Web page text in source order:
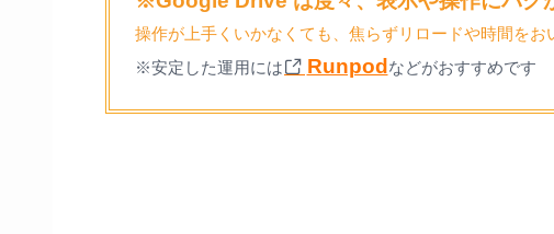
操作が上手くいかなくても、焦らずリロードや時間をお
※安定した運用には
Runpod などがおすすめです